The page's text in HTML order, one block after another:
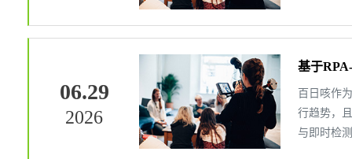
06.29
2026
基于
百日咳作
行趋势，
与即时检